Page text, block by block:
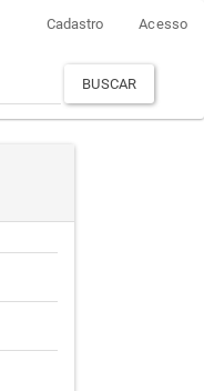
Cadastro Acesso
BUSCAR